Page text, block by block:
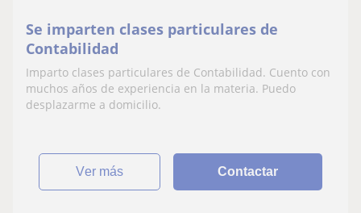
Se imparten clases particulares de
Contabilidad
Imparto clases particulares de Contabilidad. Cuento con
muchos años de experiencia en la materia. Puedo
desplazarme a domicilio.
ver más Contactar